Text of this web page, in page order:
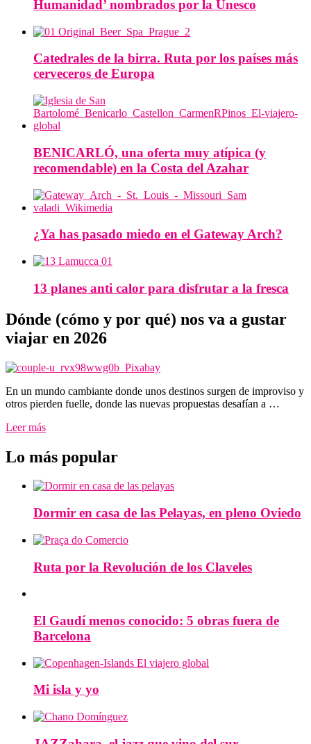
Humanidad’ nombrados por la Unesco
Catedrales de la birra. Ruta por los países más
cerveceros de Europa
BENICARLÓ, una oferta muy atípica (y
recomendable) en la Costa del Azahar
¿Ya has pasado miedo en el Gateway Arch?
13 planes anti calor para disfrutar a la fresca
Dónde (cómo y por qué) nos va a gustar
viajar en 2026
En un mundo cambiante donde unos destinos surgen de improviso y
otros pierden fuelle, donde las nuevas propuestas desafían a …
Leer más
Lo más popular
Dormir en casa de las Pelayas, en pleno Oviedo
Ruta por la Revolución de los Claveles
El Gaudí menos conocido: 5 obras fuera de
Barcelona
Mi isla y yo